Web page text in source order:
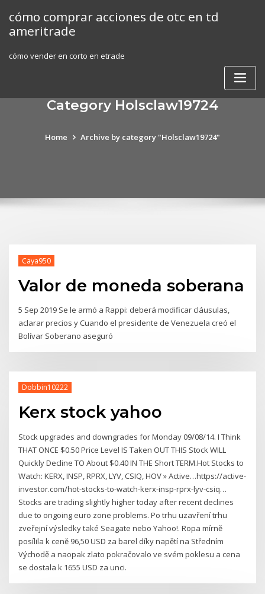
content
cómo comprar acciones de otc en td
ameritrade
cómo vender en corto en etrade
Category Holsclaw19724
Home Archive by category "Holsclaw19724"
Caya950
Valor de moneda soberana
5 Sep 2019 Se le armó a Rappi: deberá modificar cláusulas,
aclarar precios y Cuando el presidente de Venezuela creó el
Bolívar Soberano aseguró
Dobbin10222
Kerx stock yahoo
Stock upgrades and downgrades for Monday 09/08/14. I Think
THAT ONCE $0.50 Price Level IS Taken OUT THIS Stock WILL
Quickly Decline TO About $0.40 IN THE Short TERM.Hot Stocks to
Watch: KERX, INSP, RPRX, LYV, CSIQ, HOV » Active…https://active-
investor.com/hot-stocks-to-watch-kerx-insp-rprx-lyv-csiq…
Stocks are trading slightly higher today after recent declines
due to ongoing euro zone problems. Po trhu uzavření trhu
zveřejní výsledky také Seagate nebo Yahoo!. Ropa mírně
posílila k ceně 96,50 USD za barel díky napětí na Středním
Východě a naopak zlato pokračovalo ve svém poklesu a cena
se dostala k 1655 USD za unci.